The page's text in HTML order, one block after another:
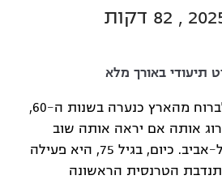
תיעודי באורך מלא
אפרת טילמה נאלצה לברוח מהארץ כנערה בשנות ה-60,
אותה אם יראה אותה שוב
הולכת בבגדי נשים בתל-אביב. כיום, בגיל 75, היא פעילה
הטרנסית הראשונה